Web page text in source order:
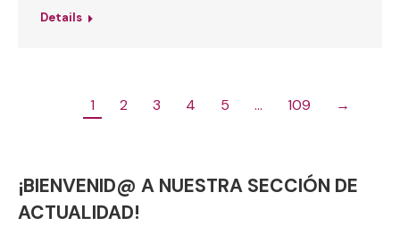
Details
1 2 3 4 5 … 109 →
¡BIENVENID@ A NUESTRA SECCIÓN DE
ACTUALIDAD!